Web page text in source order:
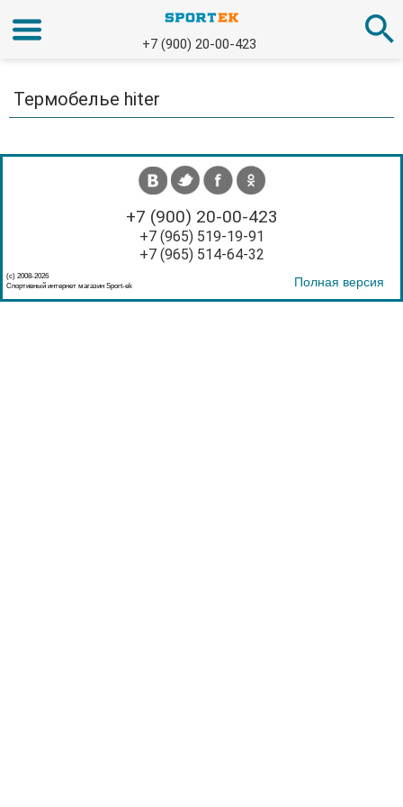
+7 (900) 20-00-423
Термобелье hiter
+7 (900) 20-00-423
+7 (965) 519-19-91
+7 (965) 514-64-32
(с) 2008-2026
Спортивный интернет магазин Sport-ek
Полная версия